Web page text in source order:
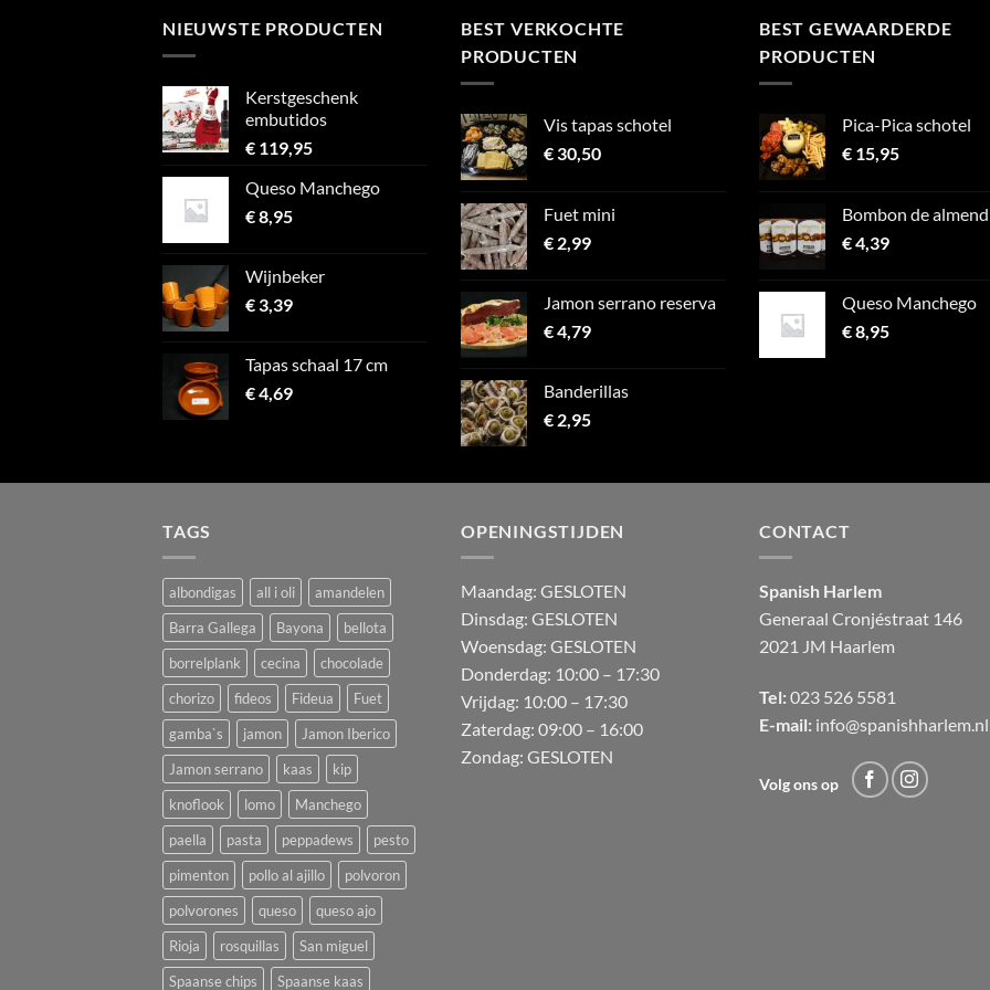
NIEUWSTE PRODUCTEN
Kerstgeschenk
embutidos
€ 119,95
Queso Manchego
€8,95
Wijnbeker
€3,39
Tapas schaal 17 cm
€4,69
BEST VERKOCHTE
PRODUCTEN
Vis tapas schotel
€30,50
Fuet mini
€ 2,99
Jamon serrano reserva
€4,79
Banderillas
€ 2,95
BEST GEWAARDERDE
PRODUCTEN
Pica-Pica schotel
€ 15,95
Bombon de
€4,39
Queso Manchego
€8,95
TAGS
albondigas all i oli
amandelen
Barra Gallega
Bayona
bellota
borrelplank
cecina
chocolade
chorizo
fideos Fideua
Fuet
gamba`s
jamon
Jamon Iberico
Jamon serrano
kaas
kip
knoflook
lomo
Manchego
paella
pasta peppadews
pesto
pimenton
pollo al ajillo
polvoron
polvorones
queso
queso ajo
Rioja
rosquillas
San miguel
Spaanse chips
Spaanse kaas
OPENINGSTIJDEN
Maandag: GESLOTEN
Dinsdag: GESLOTEN
Woensdag: GESLOTEN
Donderdag: 10:00 – 17:30
Vrijdag: 10:00 – 17:30
Zaterdag: 09:00 – 16:00
Zondag: GESLOTEN
CONTACT
Spanish Harlem
Generaal Cronjéstraat 146
2021 JM Haarlem
Tel: 023 526 5581
E-mail: info@spanishharlem.nl
Volg ons op